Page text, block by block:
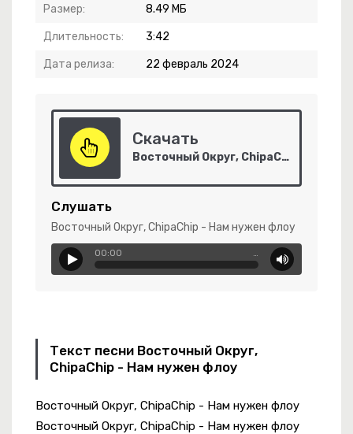
Размер: 8.49 МБ
Длительность: 3:42
Дата релиза: 22 февраль 2024
Скачать
Восточный Округ, ChipaChip - Нам нужен флоу
Слушать
Восточный Округ, ChipaChip - Нам нужен флоу
00:00 …
Текст песни Восточный Округ,
ChipaChip - Нам нужен флоу
Восточный Округ, ChipaChip - Нам нужен флоу
Восточный Округ, ChipaChip - Нам нужен флоу
Радость
Молодая